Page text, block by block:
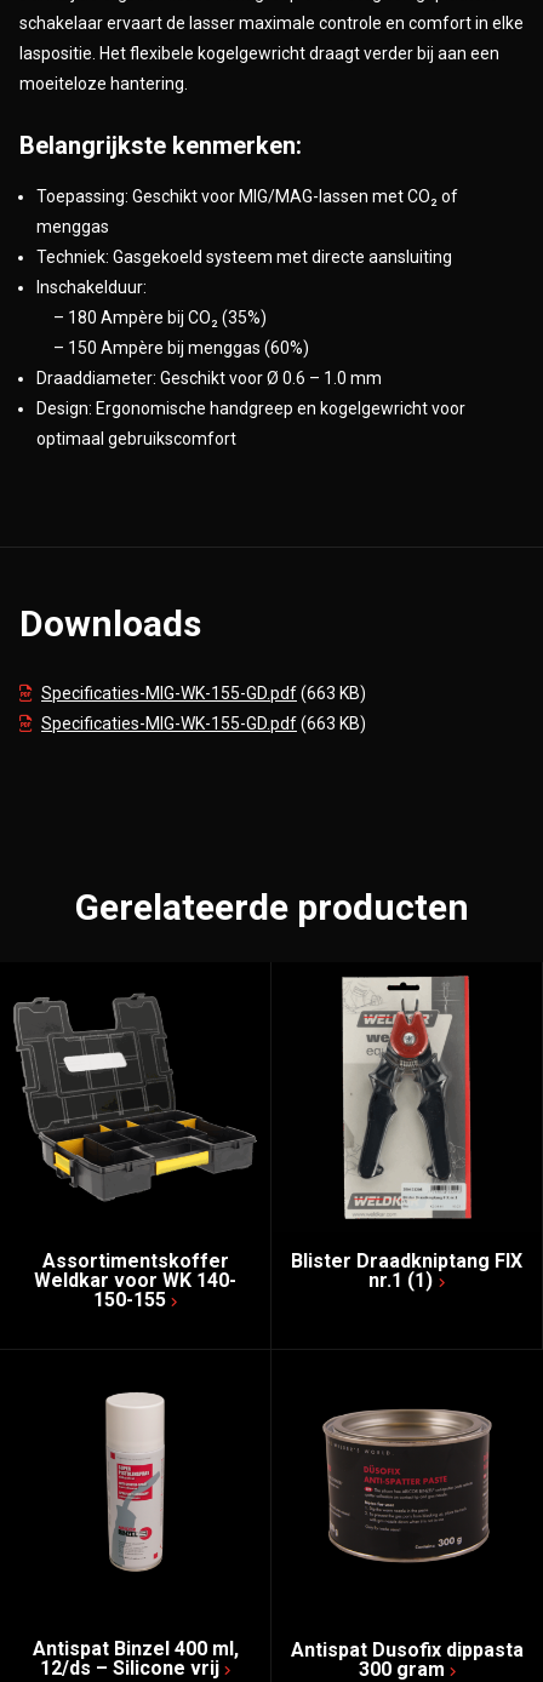
schakelaar ervaart de lasser maximale controle en comfort in elke
laspositie. Het flexibele kogelgewricht draagt verder bij aan een
moeiteloze hantering.
Belangrijkste kenmerken:
Toepassing: Geschikt voor MIG/MAG-lassen met CO₂ of
menggas
Techniek: Gasgekoeld systeem met directe aansluiting
Inschakelduur:
– 180 Ampère bij CO₂ (35%)
– 150 Ampère bij menggas (60%)
Draaddiameter: Geschikt voor Ø 0.6 – 1.0 mm
Design: Ergonomische handgreep en kogelgewricht voor
optimaal gebruikscomfort
Downloads
Specificaties-MIG-WK-155-GD.pdf(663 KB)
Specificaties-MIG-WK-155-GD.pdf(663 KB)
Gerelateerde producten
Assortimentskoffer
Weldkar voor WK 140-
150-155
Blister Draadkniptang FIX
nr.1 (1)
Antispat Binzel 400 ml,
12/ds – Silicone vrij
Antispat Dusofix dippasta
300 gram